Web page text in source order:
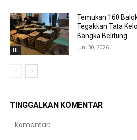
HL
Temukan 160
Tegakkan Tata
Bangka Belitung
Juni 30, 2026
TINGGALKAN KOMENTAR